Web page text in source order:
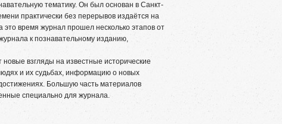
тематику. Он был основан в Санкт-
практически без перерывов издаётся на
это время журнал прошел несколько этапов от
к познавательному изданию,
взгляды на известные исторические
и их судьбах, информацию о новых
Большую часть материалов
специально для журнала.